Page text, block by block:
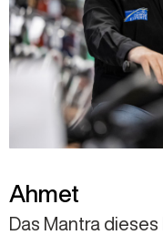
Ahmet
Das Mantra